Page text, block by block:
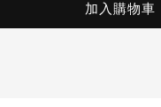
加入購物車